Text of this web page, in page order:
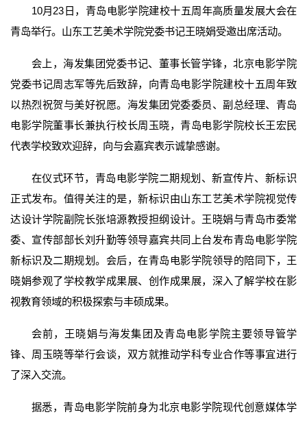
10月23日，青岛电影学院建校十五周年高质量发展大会在
青岛举行。山东工艺美术学院党委书记王晓娟受邀出席活动。
会上，海发集团党委书记、董事长管学锋，北京电影学院
党委书记周志军等先后致辞，向青岛电影学院建校十五周年致
以热烈祝贺与美好祝愿。海发集团党委委员、副总经理、青岛
电影学院董事长兼执行校长周玉晓，青岛电影学院校长王宏民
代表学校致欢迎辞，向与会嘉宾表示诚挚感谢。
在仪式环节，青岛电影学院二期规划、新宣传片、新标识
正式发布。值得关注的是，新标识由山东工艺美术学院视觉传
达设计学院副院长张培源教授担纲设计。王晓娟与青岛市委常
委、宣传部部长刘升勤等领导嘉宾共同上台发布青岛电影学院
新标识及二期规划。会后，在青岛电影学院领导的陪同下，王
晓娟参观了学校教学成果展、创作成果展，深入了解学校在影
视教育领域的积极探索与丰硕成果。
会前，王晓娟与海发集团及青岛电影学院主要领导管学
锋、周玉晓等举行会谈，双方就推动学科专业合作等事宜进行
了深入交流。
据悉，青岛电影学院前身为北京电影学院现代创意媒体学